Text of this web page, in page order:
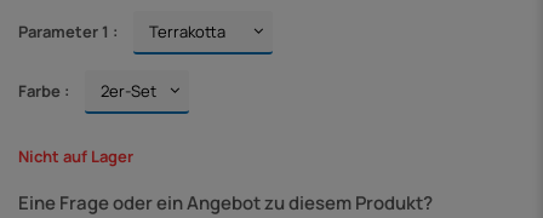
Parameter 1 :
Farbe :
Nicht auf Lager
Eine Frage oder ein Angebot zu diesem Produkt?